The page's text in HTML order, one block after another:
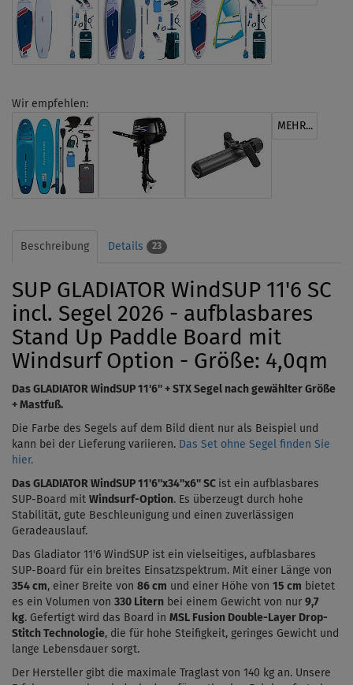
Wir empfehlen:
MEHR...
Beschreibung Details 23
SUP GLADIATOR WindSUP 11'6 SC
incl. Segel 2026 - aufblasbares
Stand Up Paddle Board mit
Windsurf Option - Größe: 4,0qm
Das GLADIATOR WindSUP 11'6'' + STX Segel nach gewählter Größe
+ Mastfuß.
Die Farbe des Segels auf dem Bild dient nur als Beispiel und
kann bei der Lieferung variieren. Das Set ohne Segel finden Sie
hier.
Das GLADIATOR WindSUP 11'6''x34''x6'' SC ist ein aufblasbares
SUP-Board mit Windsurf-Option. Es überzeugt durch hohe
Stabilität, gute Beschleunigung und einen zuverlässigen
Geradeauslauf.
Das Gladiator 11'6 WindSUP ist ein vielseitiges, aufblasbares
SUP-Board für ein breites Einsatzspektrum. Mit einer Länge von
354 cm, einer Breite von 86 cm und einer Höhe von 15 cm bietet
es ein Volumen von 330 Litern bei einem Gewicht von nur 9,7
kg. Gefertigt wird das Board in MSL Fusion Double-Layer Drop-
Stitch Technologie, die für hohe Steifigkeit, geringes Gewicht und
lange Lebensdauer sorgt.
Der Hersteller gibt die maximale Traglast von 140 kg an. Unsere